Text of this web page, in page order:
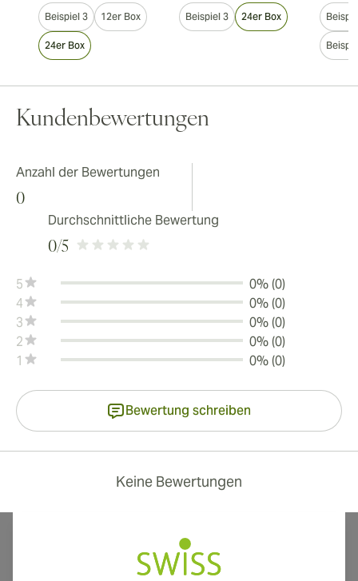
Beispiel 3 12er Box
24er Box
Beispiel 3 24er Box
Kundenbewertungen
Anzahl der Bewertungen
0
Durchschnittliche Bewertung
0/5
5
0% (0)
4
0% (0)
3
0% (0)
2
0% (0)
1
0% (0)
Bewertung schreiben
Keine Bewertungen